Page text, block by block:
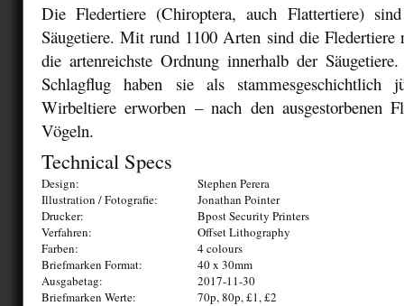
Die Fledertiere (Chiroptera, auch Flattertiere)
Säugetiere. Mit rund 1100 Arten sind die Fledertiere
die artenreichste Ordnung innerhalb der
Schlagflug haben sie als stammesgeschichtlich
Wirbeltiere erworben – nach den ausgestorbenen
Vögeln.
Technical Specs
Design:
Stephen Perera
Illustration / Fotografie:
Jonathan Pointer
Drucker:
Bpost Security Printers
Verfahren:
Offset Lithography
Farben:
4 colours
Briefmarken Format:
40 x 30mm
Ausgabetag:
2017-11-30
Briefmarken Werte:
70p, 80p, £1, £2